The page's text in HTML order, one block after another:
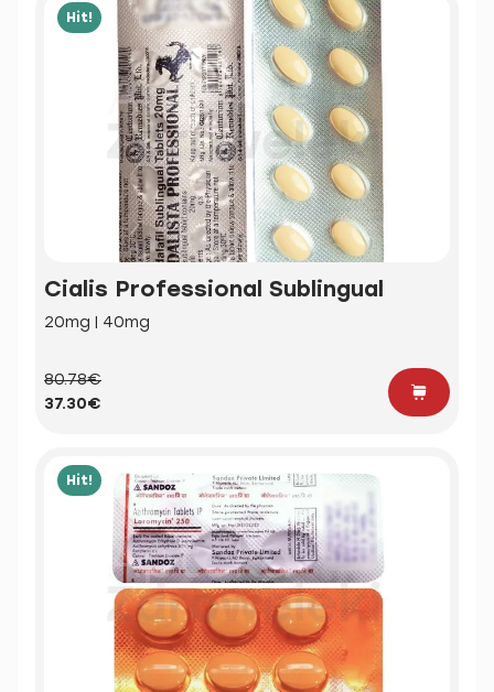
Hit!
Cialis Professional Sublingual
20mg | 40mg
80.78€
37.30€
Hit!